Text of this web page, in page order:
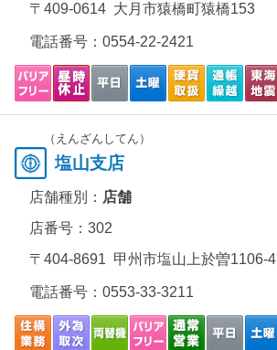
〒409-0614 大月市猿橋町猿橋153
電話番号： 0554-22-2421
（えんざんしてん）
塩山支店
店舗種別： 店舗
店番号：302
〒404-8691 甲州市塩山上於曽1106-4
電話番号： 0553-33-3211